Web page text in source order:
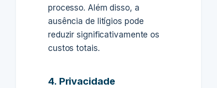
processo. Além disso, a
ausência de litígios pode
reduzir significativamente os
custos totais.
4. Privacidade